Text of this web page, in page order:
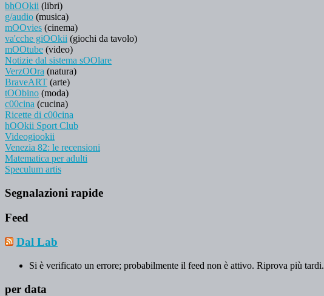
bhOOkii (libri)
g/audio (musica)
mOOvies (cinema)
va'cche giOOkii (giochi da tavolo)
mOOtube (video)
Notizie dal sistema sOOlare
VerzOOra (natura)
BraveART (arte)
tOObino (moda)
c00cina (cucina)
Ricette di c00cina
hOOkii Sport Club
Videogiookii
Venezia 82: le recensioni
Matematica per adulti
Speculum artis
Segnalazioni rapide
Feed
Dal Lab
Si è verificato un errore; probabilmente il feed non è attivo. Riprova più tardi.
per data